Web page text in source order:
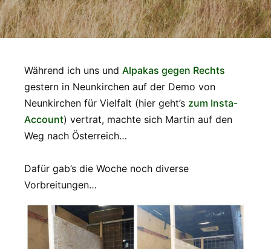
Während ich uns und Alpakas gegen Rechts
gestern in Neunkirchen auf der Demo von
Neunkirchen für Vielfalt (hier geht’s zum Insta-
Account) vertrat, machte sich Martin auf den
Weg nach Österreich…
Dafür gab’s die Woche noch diverse
Vorbreitungen…